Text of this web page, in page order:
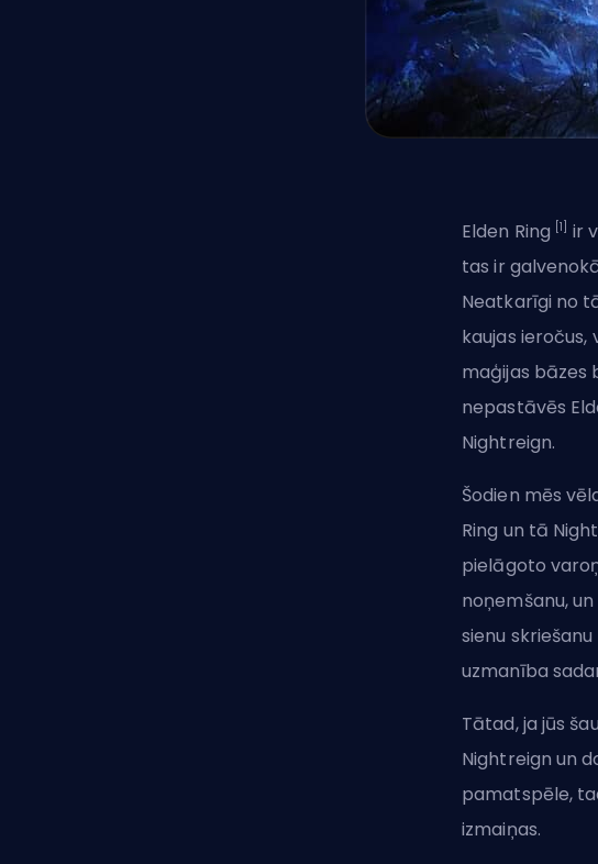
Elden Ring [1]
ir
tas ir
Neatkarīgi no
kaujas
maģijas bāzes
nepastāvēs
Nightreign.
Šodien mēs
Ring un tā
pielāgoto
noņemšanu,
sienu
uzmanība
Tātad, ja jūs
Nightreign un
pamatspēle,
izmaiņas.